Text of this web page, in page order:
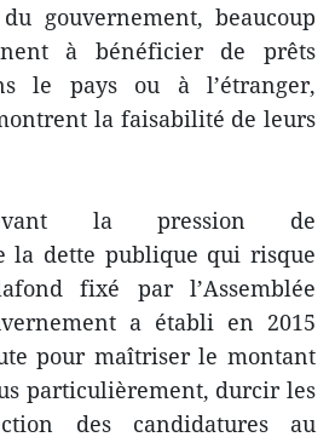
gouvernement, beaucoup
à bénéficier de prêts
le pays ou à l’étranger,
la faisabilité de leurs
la pression de
la dette publique qui risque
fixé par l’Assemblée
a établi en 2015
pour maîtriser le montant
particulièrement, durcir les
des candidatures au